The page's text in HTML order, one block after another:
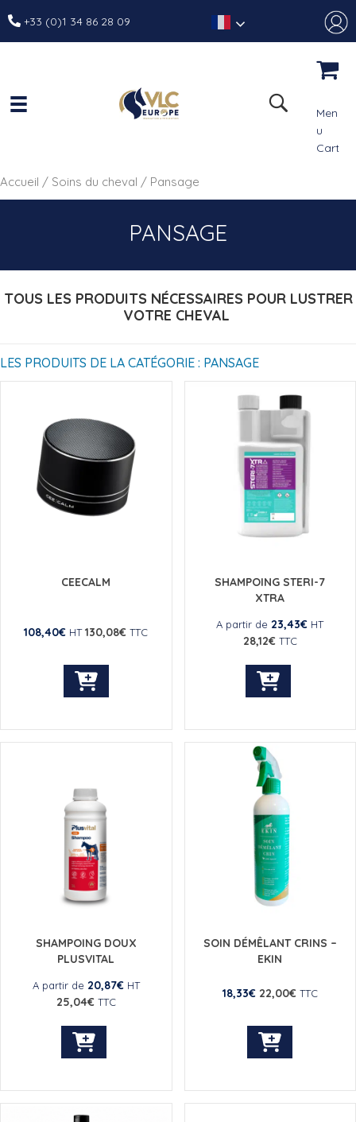
+33 (0)1 34 86 28 09
Men
u
Cart
Accueil / Soins du cheval / Pansage
PANSAGE
TOUS LES PRODUITS NÉCESSAIRES POUR LUSTRER
VOTRE CHEVAL
LES PRODUITS DE LA CATÉGORIE : PANSAGE
CEECALM
108,40€ HT130,08€ TTC
SHAMPOING STERI-7
XTRA
A partir de 23,43€ HT
28,12€ TTC
Ce
plusieurs
variations.
Les
options
peuvent
être
choisies
sur
la
page
SHAMPOING DOUX
PLUSVITAL
A partir de 20,87€HT
25,04€ TTC
Ce
plusieurs
SOIN DÉMÊLANT CRINS –
EKIN
18,33€ 22,00€ TTC